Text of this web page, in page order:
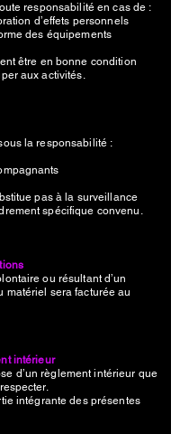
responsabilité en cas de :
d’effets personnels
des équipements
être en bonne condition
aux activités.
la responsabilité :
pas à la surveillance
spécifique convenu.
ou résultant d’un
matériel sera facturée au
intérieur
d’un règlement intérieur que
intégrante des présentes